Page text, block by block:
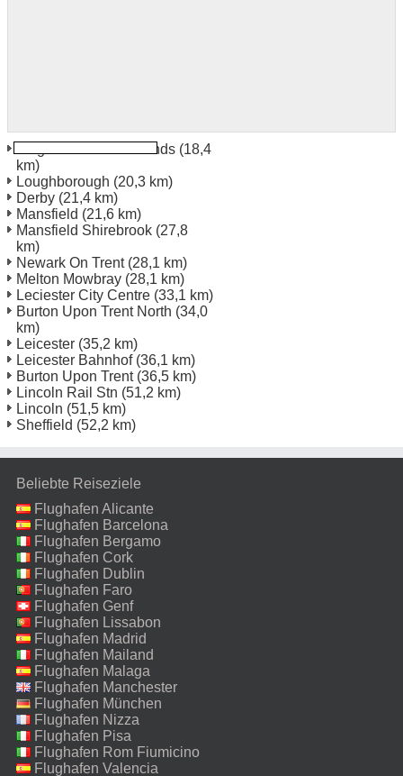
Flughafen East Midlands (18,4
km)
Loughborough (20,3 km)
Derby (21,4 km)
Mansfield (21,6 km)
Mansfield Shirebrook (27,8
km)
Newark On Trent(28,1 km)
Melton Mowbray (28,1 km)
Leciester City Centre (33,1 km)
Burton Upon Trent North (34,0
km)
Leicester (35,2 km)
Leicester Bahnhof(36,1 km)
Burton Upon Trent(36,5 km)
Lincoln Rail Stn (51,2 km)
Lincoln (51,5 km)
Sheffield (52,2 km)
Beliebte Reiseziele
Flughafen Alicante
Flughafen Barcelona
Flughafen Bergamo
Flughafen Cork
Flughafen Dublin
Flughafen Faro
Flughafen Genf
Flughafen Lissabon
Flughafen Madrid
Flughafen Mailand
Malpensa
Flughafen Malaga
Flughafen Manchester
Flughafen München
Flughafen Nizza
Flughafen Pisa
Flughafen Rom Fiumicino
Flughafen Valencia